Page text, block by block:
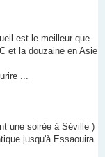
est le meilleur que
et la douzaine en Asie
...
une soirée à Séville )
jusqu'à Essaouira